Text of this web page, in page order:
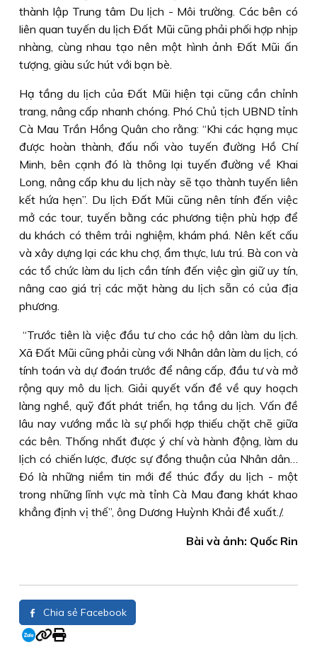
thành lập Trung tâm Du lịch - Môi trường. Các bên có
liên quan tuyến du lịch Ðất Mũi cũng phải phối hợp nhịp
nhàng, cùng nhau tạo nên một hình ảnh Ðất Mũi ấn
tượng, giàu sức hút với bạn bè.
Hạ tầng du lịch của Ðất Mũi hiện tại cũng cần chỉnh
trang, nâng cấp nhanh chóng. Phó Chủ tịch UBND tỉnh
Cà Mau Trần Hồng Quân cho rằng: “Khi các hạng mục
được hoàn thành, đấu nối vào tuyến đường Hồ Chí
Minh, bên cạnh đó là thông lại tuyến đường về Khai
Long, nâng cấp khu du lịch này sẽ tạo thành tuyến liên
kết hứa hẹn”. Du lịch Ðất Mũi cũng nên tính đến việc
mở các tour, tuyến bằng các phương tiện phù hợp để
du khách có thêm trải nghiệm, khám phá. Nên kết cấu
và xây dựng lại các khu chợ, ẩm thực, lưu trú. Bà con và
các tổ chức làm du lịch cần tính đến việc gìn giữ uy tín,
nâng cao giá trị các mặt hàng du lịch sẵn có của địa
phương.
“Trước tiên là việc đầu tư cho các hộ dân làm du lịch.
Xã Ðất Mũi cũng phải cùng với Nhân dân làm du lịch, có
tính toán và dự đoán trước để nâng cấp, đầu tư và mở
rộng quy mô du lịch. Giải quyết vấn đề về quy hoạch
làng nghề, quỹ đất phát triển, hạ tầng du lịch. Vấn đề
lâu nay vướng mắc là sự phối hợp thiếu chặt chẽ giữa
các bên. Thống nhất được ý chí và hành động, làm du
lịch có chiến lược, được sự đồng thuận của Nhân dân…
Ðó là những niềm tin mới để thúc đẩy du lịch - một
trong những lĩnh vực mà tỉnh Cà Mau đang khát khao
khẳng định vị thế”, ông Dương Huỳnh Khải đề xuất./.
Bài và ảnh: Quốc Rin
Chia sẻ Facebook